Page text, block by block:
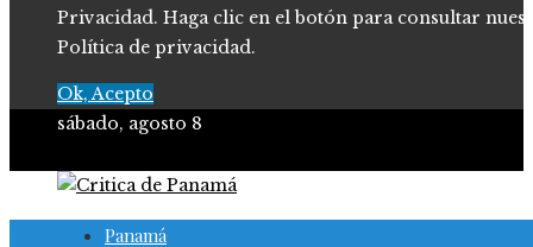
Privacidad. Haga clic en el botón para consultar
Política de privacidad.
Ok, Acepto
sábado, agosto 8
Panamá